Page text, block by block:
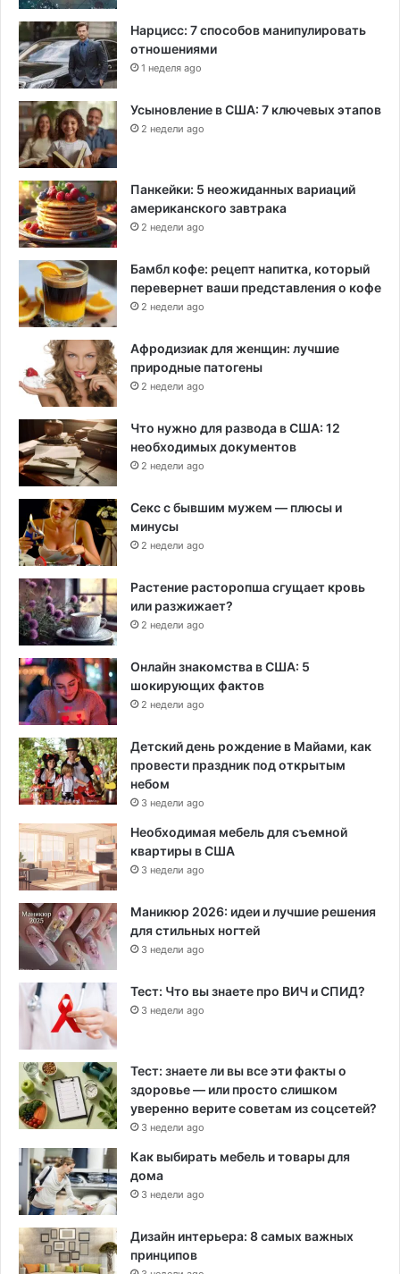
Нарцисс: 7 способов манипулировать
отношениями
1 неделя ago
Усыновление в США: 7 ключевых этапов
2 недели ago
Панкейки: 5 неожиданных вариаций
американского завтрака
2 недели ago
Бамбл кофе: рецепт напитка, который
перевернет ваши представления о кофе
2 недели ago
Афродизиак для женщин: лучшие
природные патогены
2 недели ago
Что нужно для развода в США: 12
необходимых документов
2 недели ago
Секс с бывшим мужем — плюсы и
минусы
2 недели ago
Растение расторопша сгущает кровь
или разжижает?
2 недели ago
Онлайн знакомства в США: 5
шокирующих фактов
2 недели ago
Детский день рождение в Майами, как
провести праздник под открытым
небом
3 недели ago
Необходимая мебель для съемной
квартиры в США
3 недели ago
Маникюр 2026: идеи и лучшие решения
для стильных ногтей
3 недели ago
Тест: Что вы знаете про ВИЧ и СПИД?
3 недели ago
Тест: знаете ли вы все эти факты о
здоровье — или просто слишком
уверенно верите советам из соцсетей?
3 недели ago
Как выбирать мебель и товары для
дома
3 недели ago
Дизайн интерьера: 8 самых важных
принципов